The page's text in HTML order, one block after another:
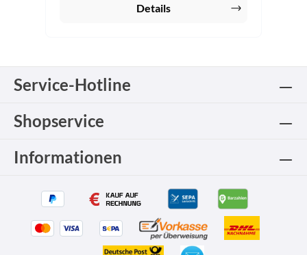
Details
Service-Hotline
Shopservice
Informationen